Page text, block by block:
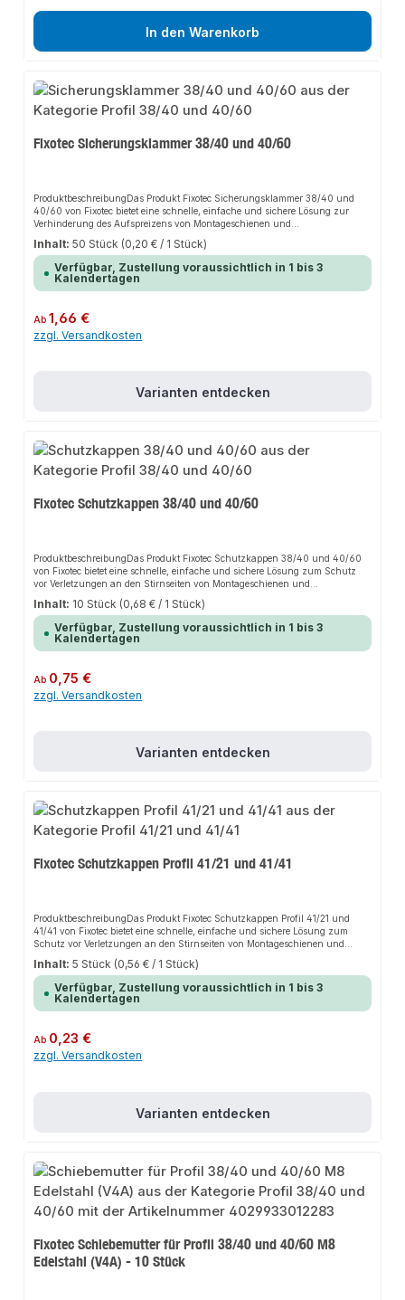
In den Warenkorb
Fixotec Sicherungsklammer 38/40 und 40/60
ProduktbeschreibungDas Produkt Fixotec Sicherungsklammer 38/40 und
40/60 von Fixotec bietet eine schnelle, einfache und sichere Lösung zur
Verhinderung des Aufspreizens von Montageschienen und
Schienenkonsolen bei schweren Lasten. Dank der hohen Stabilität sorgt es
für perfekten Halt und passt sich flexibel an verschiedene
Anwendungsbereiche an. Das robuste Design und die einfache Montage
machen dieses Produkt zu einer zuverlässigen Wahl für jede
Installation.EigenschaftenRobustes DesignEinfache MontageHohe
AufspreizenAnwendungsbereicheRohrleitungenBauteileMontageschienenGe
bäudetechnikProduktdatenMaterial: Hochwertiger StahlOberfläche:
VerzinktKompatibilität: 38/40 und 40/60In unserem Sortiment finden Sie
Inhalt:50 Stück (0,20 € / 1 Stück)
Verfügbar, Zustellung voraussichtlich in 1 bis 3
Kalendertagen
Regulärer Preis:
Ab1,66 €
zzgl. Versandkosten
Varianten entdecken
Fixotec Schutzkappen 38/40 und 40/60
ProduktbeschreibungDas Produkt Fixotec Schutzkappen 38/40 und 40/60
von Fixotec bietet eine schnelle, einfache und sichere Lösung zum Schutz
vor Verletzungen an den Stirnseiten von Montageschienen und
Schienenkonsolen. Dank der hohen Passgenauigkeit sorgt es für perfekten
Halt und passt sich flexibel an verschiedene Anwendungsbereiche an. Das
robuste Design und die einfache Montage machen dieses Produkt zu einer
zuverlässigen Wahl für jede Installation.EigenschaftenRobustes
DesignEinfache MontageHohe PassgenauigkeitSchutz vor
ebäudetechnikProduktdatenMaterial: Hochwertiger KunststoffOberfläche:
GlattKompatibilität: 38/40 und 40/60In unserem Sortiment finden Sie auch
passende Zubehörteile sowie weitere Produkte für den Anschluss.
Inhalt: 10 Stück (0,68 € / 1 Stück)
Verfügbar, Zustellung voraussichtlich in 1 bis 3
Kalendertagen
Regulärer Preis:
Ab 0,75 €
zzgl. Versandkosten
Varianten entdecken
Fixotec Schutzkappen Profil 41/21 und 41/41
ProduktbeschreibungDas Produkt Fixotec Schutzkappen Profil 41/21 und
41/41 von Fixotec bietet eine schnelle, einfache und sichere Lösung zum
Schutz vor Verletzungen an den Stirnseiten von Montageschienen und
Schienenkonsolen. Dank der hohen Passgenauigkeit sorgt es für perfekten
Halt und passt sich flexibel an verschiedene Anwendungsbereiche an. Das
robuste Design und die einfache Montage machen dieses Produkt zu einer
zuverlässigen Wahl für jede Installation.EigenschaftenRobustes
DesignEinfache MontageHohe PassgenauigkeitSchutz vor
ebäudetechnikProduktdatenMaterial: Hochwertiger KunststoffOberfläche:
GlattKompatibilität: Profil 41/21 und 41/41In unserem Sortiment finden Sie
auch passende Zubehörteile sowie weitere Produkte für den Anschluss.
Inhalt:5 Stück (0,56 € / 1 Stück)
Verfügbar, Zustellung voraussichtlich in 1 bis 3
Kalendertagen
Regulärer Preis:
Ab 0,23 €
zzgl. Versandkosten
Varianten entdecken
Fixotec Schiebemutter für Profil 38/40 und 40/60 M8
Edelstahl (V4A) - 10 Stück